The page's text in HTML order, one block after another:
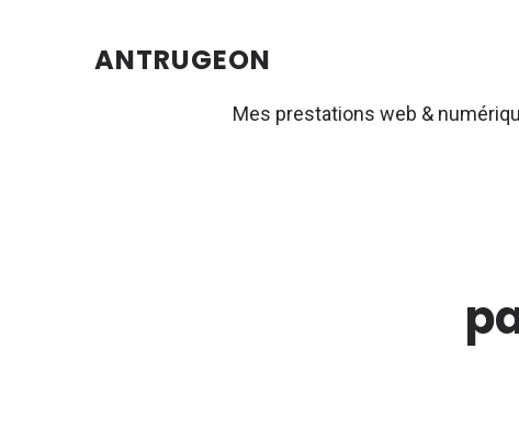
ANTRUGEON
Mes prestations web &